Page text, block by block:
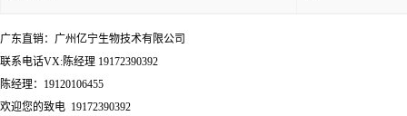
广东直销：广州亿宁生物技术有限公司
联系电话VX:陈经理 19172390392
陈经理：19120106455
欢迎您的致电 19172390392